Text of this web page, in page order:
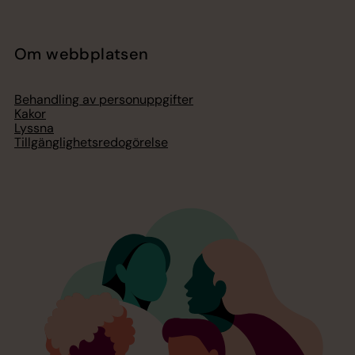
Om webbplatsen
Behandling av personuppgifter
Kakor
Lyssna
Tillgänglighetsredogörelse